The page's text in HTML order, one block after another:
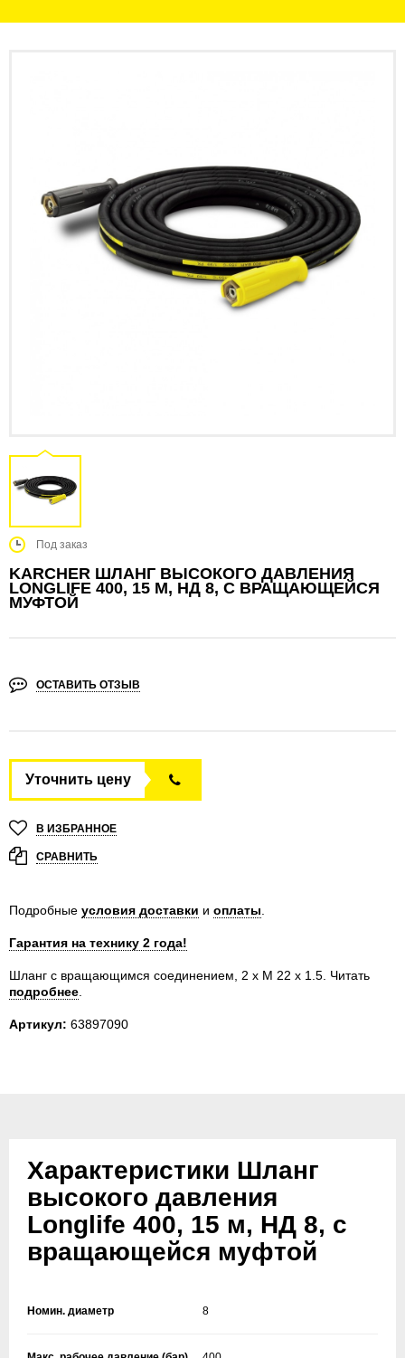
Под заказ
KARCHER ШЛАНГ ВЫСОКОГО ДАВЛЕНИЯ
LONGLIFE 400, 15 М, НД 8, С ВРАЩАЮЩЕЙСЯ
МУФТОЙ
ОСТАВИТЬ ОТЗЫВ
Уточнить цену
В ИЗБРАННОЕ
СРАВНИТЬ
Подробные условия доставки и оплаты
Гарантия на технику 2 года!
Шланг с вращающимся соединением, 2 x M 22 x 1.5. Читать
подробнее
Артикул: 63897090
Характеристики Шланг
высокого давления
Longlife 400, 15 м, НД 8, с
вращающейся муфтой
Номин. диаметр 8